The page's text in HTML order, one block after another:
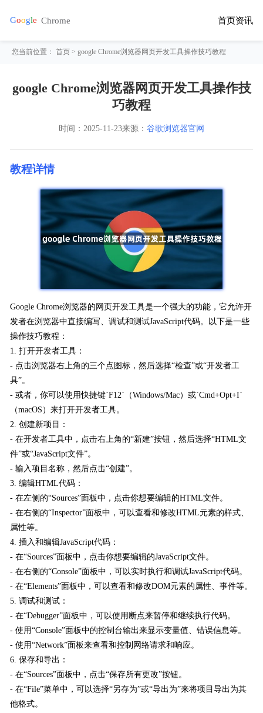
首页资讯
您当前位置：首页 > google Chrome浏览器网页开发工具操作技巧教程
google Chrome浏览器网页开发工具操作技
巧教程
时间： 2025-11-23来源： 谷歌浏览器官网
教程详情
Google Chrome浏览器的网页开发工具是一个强大的功能，它允许开
发者在浏览器中直接编写、调试和测试JavaScript代码。以下是一些
操作技巧教程：
1. 打开开发者工具：
- 点击浏览器右上角的三个点图标，然后选择“检查”或“开发者工
具”。
- 或者，你可以使用快捷键`F12`（Windows/Mac）或`Cmd+Opt+I`
（macOS）来打开开发者工具。
2. 创建新项目：
- 在开发者工具中，点击右上角的“新建”按钮，然后选择“HTML文
件”或“JavaScript文件”。
- 输入项目名称，然后点击“创建”。
3. 编辑HTML代码：
- 在左侧的“Sources”面板中，点击你想要编辑的HTML文件。
- 在右侧的“Inspector”面板中，可以查看和修改HTML元素的样式、
属性等。
4. 插入和编辑JavaScript代码：
- 在“Sources”面板中，点击你想要编辑的JavaScript文件。
- 在右侧的“Console”面板中，可以实时执行和调试JavaScript代码。
- 在“Elements”面板中，可以查看和修改DOM元素的属性、事件等。
5. 调试和测试：
- 在“Debugger”面板中，可以使用断点来暂停和继续执行代码。
- 使用“Console”面板中的控制台输出来显示变量值、错误信息等。
- 使用“Network”面板来查看和控制网络请求和响应。
6. 保存和导出：
- 在“Sources”面板中，点击“保存所有更改”按钮。
- 在“File”菜单中，可以选择“另存为”或“导出为”来将项目导出为其
他格式。